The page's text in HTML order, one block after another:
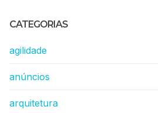
CATEGORIAS
agilidade
anúncios
arquitetura